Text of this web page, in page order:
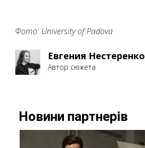
Фото: University of Padova
Евгения Нестеренко
Автор сюжета